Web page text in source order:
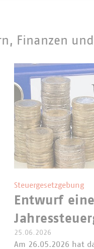
Finanzen
Steuergesetzgebung
Entwurf
25.06.2026
Am 26.05.2026 hat